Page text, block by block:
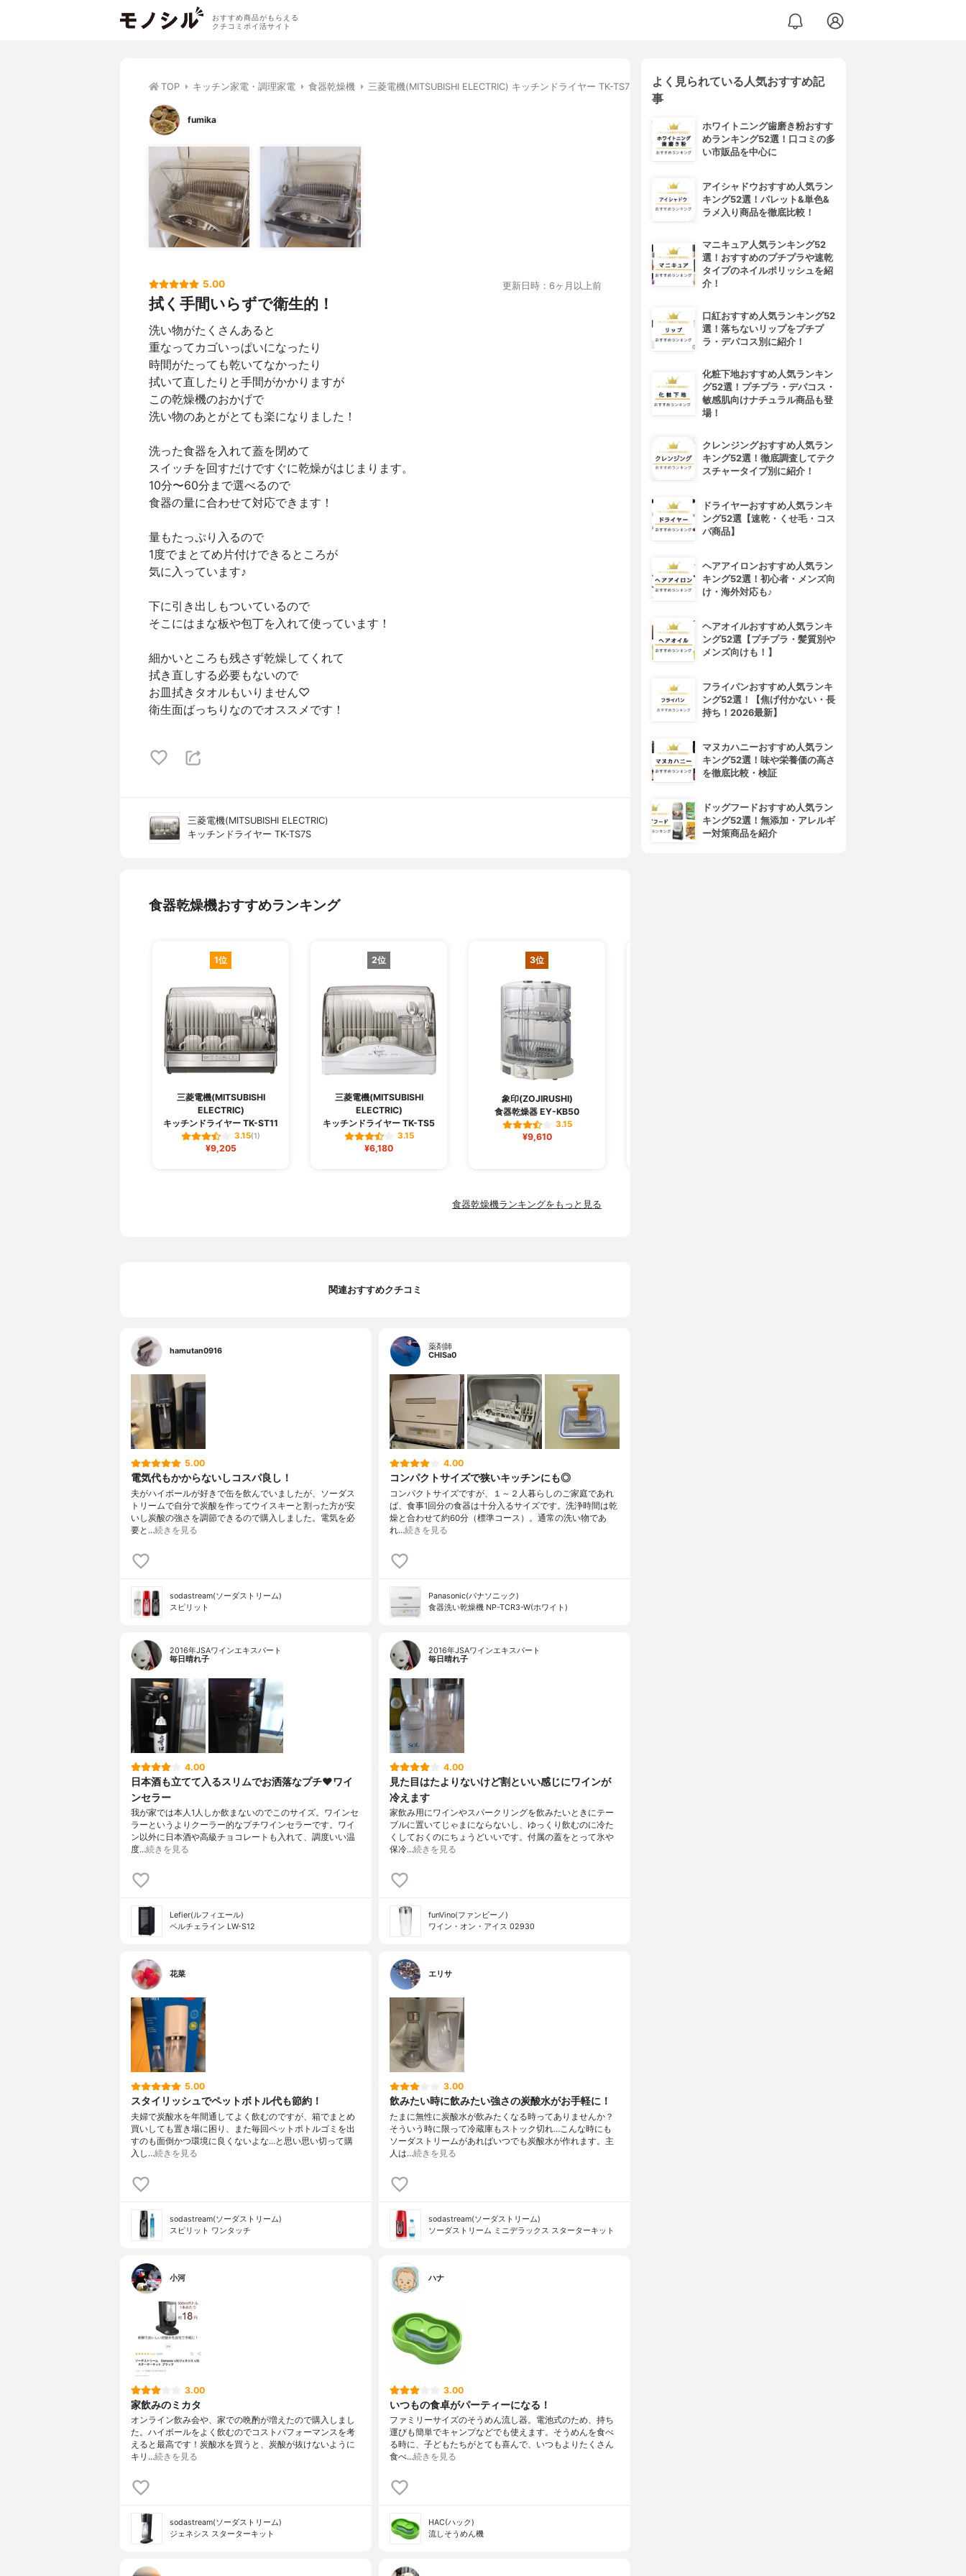
おすすめ商品がもらえる
クチコミポイ活サイト
TOP キッチン家電・調理家電 食器乾燥機 三菱電機(MITSUBISHI ELECTRIC) キッチンドライヤー TK-TS7S
fumika
5.00 更新日時：6ヶ月以上前
拭く手間いらずで衛生的！
洗い物がたくさんあると
重なってカゴいっぱいになったり
時間がたっても乾いてなかったり
拭いて直したりと手間がかかりますが
この乾燥機のおかげで
洗い物のあとがとても楽になりました！
洗った食器を入れて蓋を閉めて
スイッチを回すだけですぐに乾燥がはじまります。
10分〜60分まで選べるので
食器の量に合わせて対応できます！
量もたっぷり入るので
1度でまとてめ片付けできるところが
気に入っています♪
下に引き出しもついているので
そこにはまな板や包丁を入れて使っています！
細かいところも残さず乾燥してくれて
拭き直しする必要もないので
お皿拭きタオルもいりません♡
衛生面ばっちりなのでオススメです！
三菱電機(MITSUBISHI ELECTRIC)
キッチンドライヤー TK-TS7S
食器乾燥機おすすめランキング
1位
三菱電機(MITSUBISHI
ELECTRIC)
キッチンドライヤー TK-ST11
3.15(1)
¥9,205
2位
三菱電機(MITSUBISHI
ELECTRIC)
キッチンドライヤー TK-TS5
3.15
¥6,180
3位
象印(ZOJIRUSHI)
食器乾燥器 EY-KB50
3.15
¥9,610
食器乾燥機ランキングをもっと見る
関連おすすめクチコミ
hamutan0916
5.00
電気代もかからないしコスパ良し！
夫がハイボールが好きで缶を飲んでいましたが、ソーダス
トリームで自分で炭酸を作ってウイスキーと割った方が安
いし炭酸の強さを調節できるので購入しました。電気を必
要と…続きを見る
sodastream(ソーダストリーム)
スピリット
薬剤師
CHISa0
4.00
コンパクトサイズで狭いキッチンにも◎
コンパクトサイズですが、１～２人暮らしのご家庭であれ
ば、食事1回分の食器は十分入るサイズです。洗浄時間は乾
燥と合わせて約60分（標準コース）。通常の洗い物であ
れ…続きを見る
Panasonic(パナソニック)
食器洗い乾燥機 NP-TCR3-W(ホワイト)
2016年JSAワインエキスパート
毎日晴れ子
4.00
日本酒も立てて入るスリムでお洒落なプチ♥ワイ
ンセラー
我が家では本人1人しか飲まないのでこのサイズ。ワインセ
ラーというよりクーラー的なプチワインセラーです。ワイ
ン以外に日本酒や高級チョコレートも入れて、調度いい温
度…続きを見る
Lefier(ルフィエール)
ペルチェライン LW-S12
2016年JSAワインエキスパート
毎日晴れ子
4.00
見た目はたよりないけど割といい感じにワインが
冷えます
家飲み用にワインやスパークリングを飲みたいときにテー
ブルに置いてじゃまにならないし、ゆっくり飲むのに冷た
くしておくのにちょうどいいです。付属の蓋をとって氷や
保冷…続きを見る
funVino(ファンビーノ)
ワイン・オン・アイス 02930
花菜
5.00
スタイリッシュでペットボトル代も節約！
夫婦で炭酸水を年間通してよく飲むのですが、箱でまとめ
買いしても置き場に困り、また毎回ペットボトルゴミを出
すのも面倒かつ環境に良くないよな…と思い思い切って購
入し…続きを見る
sodastream(ソーダストリーム)
スピリット ワンタッチ
エリサ
3.00
飲みたい時に飲みたい強さの炭酸水がお手軽に！
たまに無性に炭酸水が飲みたくなる時ってありませんか？
そういう時に限って冷蔵庫もストック切れ…こんな時にも
ソーダストリームがあればいつでも炭酸水が作れます。主
人は…続きを見る
sodastream(ソーダストリーム)
ソーダストリーム ミニデラックス スターターキット
小河
3.00
家飲みのミカタ
オンライン飲み会や、家での晩酌が増えたので購入しまし
た。ハイボールをよく飲むのでコストパフォーマンスを考
えると最高です！炭酸水を買うと、炭酸が抜けないように
キリ…続きを見る
sodastream(ソーダストリーム)
ジェネシス スターターキット
ハナ
3.00
いつもの食卓がパーティーになる！
ファミリーサイズのそうめん流し器。電池式のため、持ち
運びも簡単でキャンプなどでも使えます。そうめんを食べ
る時に、子どもたちがとても喜んで、いつもよりたくさん
食べ…続きを見る
HAC(ハック)
流しそうめん機
よく見られている人気おすすめ記
事
ホワイトニング歯磨き粉おすす
めランキング52選！口コミの多
い市販品を中心に
アイシャドウおすすめ人気ラン
キング52選！パレット&単色&
ラメ入り商品を徹底比較！
マニキュア人気ランキング52
選！おすすめのプチプラや速乾
タイプのネイルポリッシュを紹
介！
口紅おすすめ人気ランキング52
選！落ちないリップをプチプ
ラ・デパコス別に紹介！
化粧下地おすすめ人気ランキン
グ52選！プチプラ・デパコス・
敏感肌向けナチュラル商品も登
場！
クレンジングおすすめ人気ラン
キング52選！徹底調査してテク
スチャータイプ別に紹介！
ドライヤーおすすめ人気ランキ
ング52選【速乾・くせ毛・コス
パ商品】
ヘアアイロンおすすめ人気ラン
キング52選！初心者・メンズ向
け・海外対応も♪
ヘアオイルおすすめ人気ランキ
ング52選【プチプラ・髪質別や
メンズ向けも！】
フライパンおすすめ人気ランキ
ング52選！【焦げ付かない・長
持ち！2026最新】
マヌカハニーおすすめ人気ラン
キング52選！味や栄養価の高さ
を徹底比較・検証
ドッグフードおすすめ人気ラン
キング52選！無添加・アレルギ
ー対策商品を紹介